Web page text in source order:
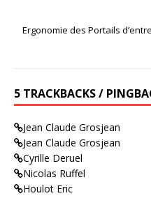
Ergonomie des Portails
5 TRACKBACKS /
Jean Claude Grosjean
Jean Claude Grosjean
Cyrille Deruel
Nicolas Ruffel
Houlot Eric